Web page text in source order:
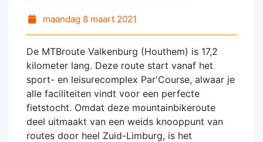
maandag 8 maart 2021
De MTBroute Valkenburg (Houthem) is 17,2
kilometer lang. Deze route start vanaf het
sport- en leisurecomplex Par'Course, alwaar je
alle faciliteiten vindt voor een perfecte
fietstocht. Omdat deze mountainbikeroute
deel uitmaakt van een weids knooppunt van
routes door heel Zuid-Limburg, is het